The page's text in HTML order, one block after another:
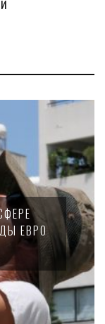
ЕВРО